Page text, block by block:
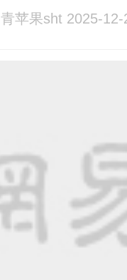
青苹果sht 2025-12-